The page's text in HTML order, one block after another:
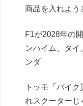
Powered by
商品を入れよう
F1が2028年の
ンハイム、タイ
ンダ
トッモ「バイ
れスクーターじ